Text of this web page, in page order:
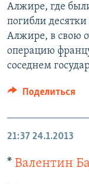
Алжире, где
погибли
Алжире, в свою
операцию
соседнем
Поделиться
21:37 24.1.2013
* Валентин